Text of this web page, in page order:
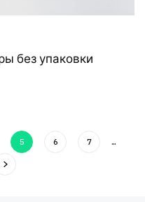
без упаковки
5 6 7 …